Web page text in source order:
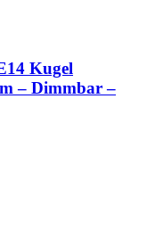
Kugel
– Dimmbar –